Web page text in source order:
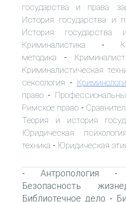
государства и права
История государства и
История
Криминалистика -
методика -
Криминалистическая
сексология -
право -
Римское право-
Теория и история
Юридическая психология
техника - Юридическая
- Антропология
Безопасность
Библиотечное дело -